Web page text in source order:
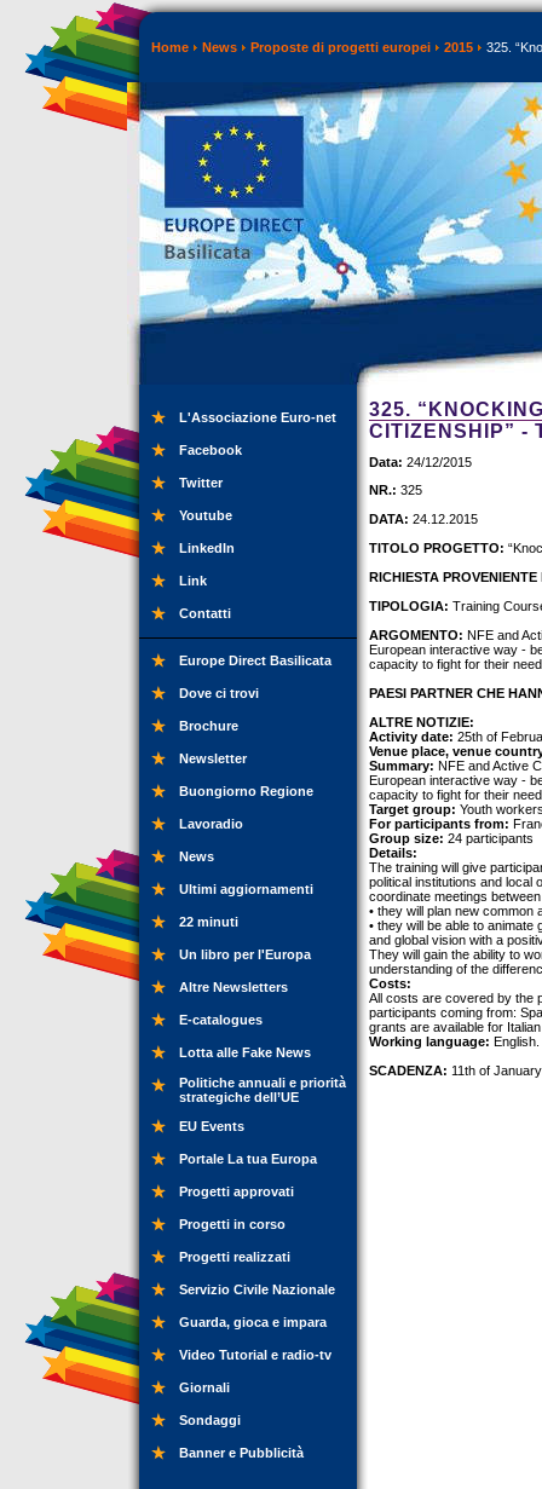
Home News Proposte di progetti europei 2015 325.
L'Associazione Euro-net
Facebook
Twitter
Youtube
LinkedIn
Link
Contatti
Europe Direct Basilicata
Dove ci trovi
Brochure
Newsletter
Buongiorno Regione
Lavoradio
News
Ultimi aggiornamenti
22 minuti
Un libro per l'Europa
Altre Newsletters
E-catalogues
Lotta alle Fake News
Politiche annuali e priorità
strategiche dell’UE
EU Events
Portale La tua Europa
Progetti approvati
Progetti in corso
Progetti realizzati
Servizio Civile Nazionale
Guarda, gioca e impara
Video Tutorial e radio-tv
Giornali
Sondaggi
Banner e Pubblicità
325.
CITIZENSHIP” -
Data: 24/12/2015
NR.: 325
DATA: 24.12.2015
TITOLO PROGETTO:
RICHIESTA PROVENIENTE
TIPOLOGIA: Training
ARGOMENTO: NFE and
European interactive way -
capacity to fight for their
PAESI PARTNER CHE
ALTRE NOTIZIE:
Activity date: 25th of
Venue place, venue
Summary: NFE and Active
European interactive way -
capacity to fight for their
Target group: Youth
For participants from:
Group size: 24 participants
Details:
The training will give
political institutions and local
coordinate meetings
• they will plan new common
• they will be able to
and global vision with a
They will gain the ability to
understanding of the
Costs:
All costs are covered by the
participants coming from:
grants are available for
Working language: English.
SCADENZA: 11th of